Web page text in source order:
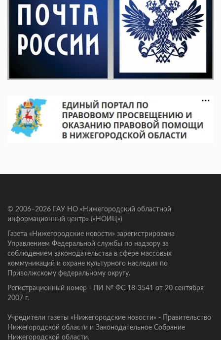
© 2006–2026 ГАУ НО «Нижегородский областной
информационный центр» («НОИЦ»)
Газета «Нижегородские новости» зарегистрирована
Управлением Федеральной службы по надзору за
соблюдением законодательства в сфере массовых
коммуникаций и охране культурного наследия по
Приволжскому федеральному округу.
Регистрационный номер - ПИ № ФС 18-3541 от 20 сентября
2007 г.
Учредители газеты «Нижегородские новости» - Правительство
Нижегородской области и Законодательное Собрание
Нижегородской области.